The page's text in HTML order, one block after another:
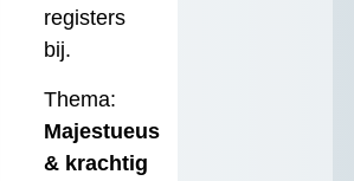
registers
bij.
Thema:
Majestueus
& krachtig